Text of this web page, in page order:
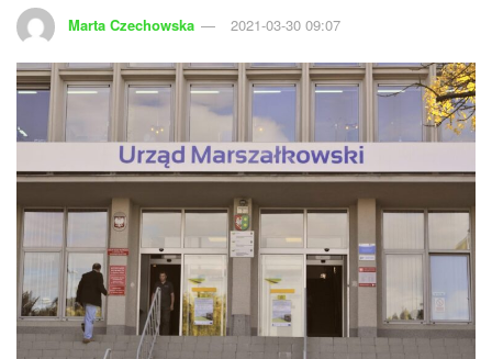
Marta Czechowska 2021-03-30 09:07